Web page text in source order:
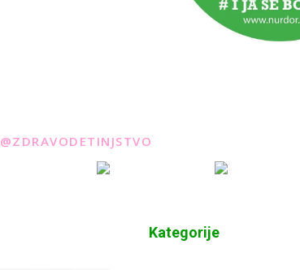
@ZDRAVODETINJSTVO
Kategorije